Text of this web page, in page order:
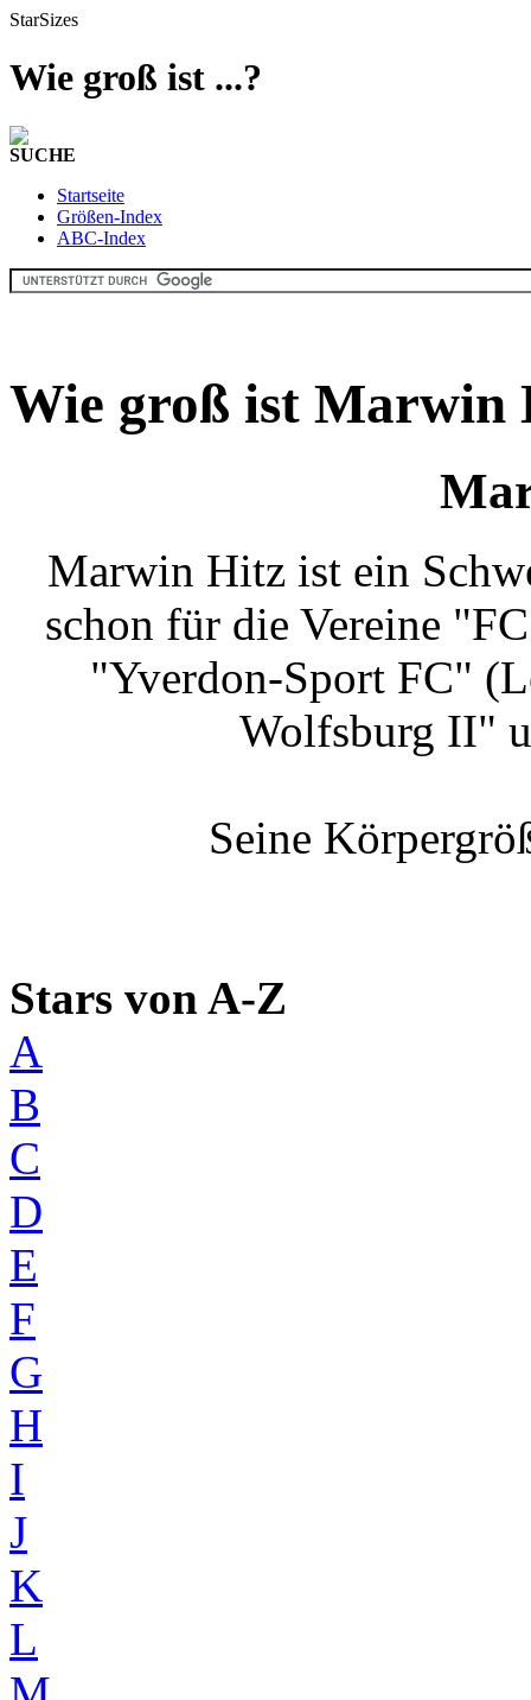
StarSizes
Wie groß ist ...?
SUCHE
Startseite
Größen-Index
ABC-Index
Wie groß ist Marwin
Marwin Hitz ist ein
schon für die Vereine
"Yverdon-Sport FC"
Wolfsburg II"
Seine
Stars von A-Z
A
B
C
D
E
F
G
H
I
J
K
L